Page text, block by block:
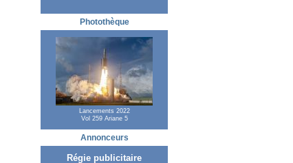
Photothèque
Lancements 2022
Vol 259 Ariane 5
Annonceurs
Régie publicitaire